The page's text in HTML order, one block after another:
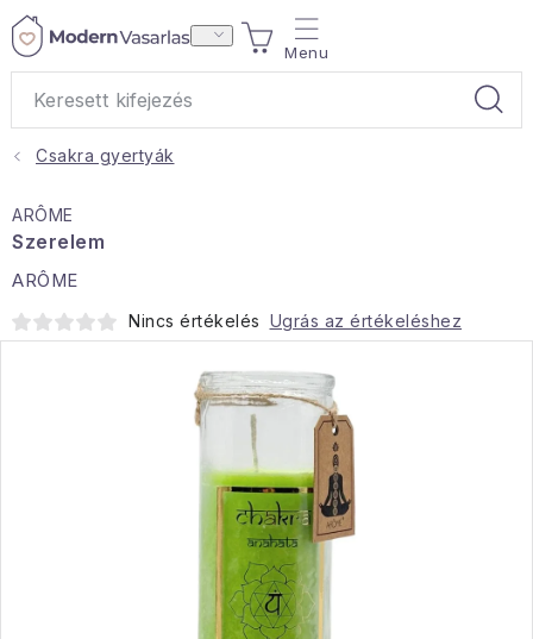
Ugrás
KOSÁR
Ajándékok
Otthoni illatok
Egészség és szépség
Csakra gyertyák
ARÔME
Szerelem
ARÔME
Nincs értékelés Ugrás az értékeléshez